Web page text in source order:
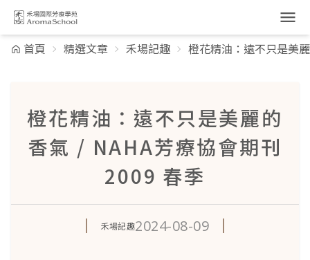
跳到主要內容
首頁 精選文章 禾場記趣 橙花精油：遠不只是美
橙花精油：遠不只是美麗的
香氣 / NAHA芳療協會期刊
2009 春季
禾場記趣2024-08-09